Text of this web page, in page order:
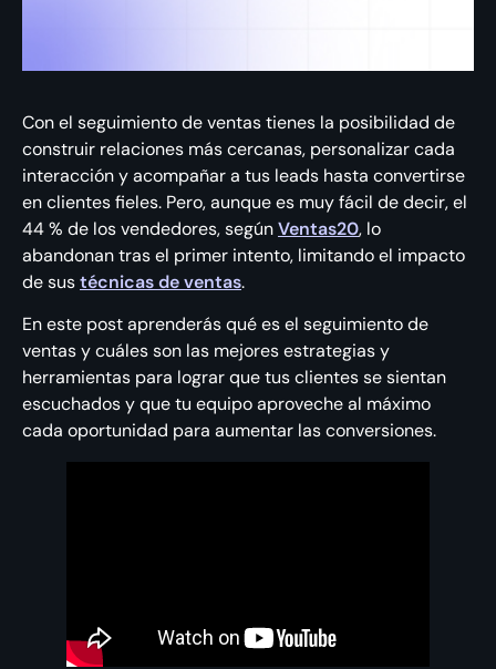
Con el seguimiento de ventas tienes la posibilidad de
construir relaciones más cercanas, personalizar cada
interacción y acompañar a tus leads hasta convertirse
en clientes fieles. Pero, aunque es muy fácil de decir, el
44 % de los vendedores, segúnVentas20, lo
abandonan tras el primer intento, limitando el impacto
de sustécnicas de ventas.
En este post aprenderás qué es el seguimiento de
ventas y cuáles son las mejores estrategias y
herramientas para lograr que tus clientes se sientan
escuchados y que tu equipo aproveche al máximo
cada oportunidad para aumentar las conversiones.